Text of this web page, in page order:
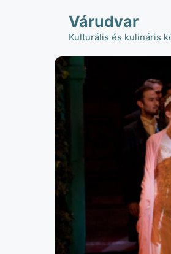
Várudvar
Kulturális és kulináris